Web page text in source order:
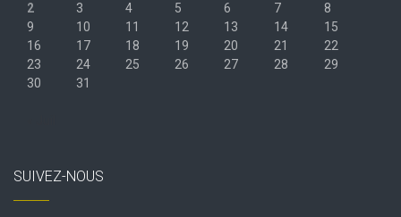
2
3 4 5 6 7
8
9
10 11 12 13 14
15
16
17 18 19 20 21
22
23
24 25 26 27 28
29
30
31
SUIVEZ-NOUS